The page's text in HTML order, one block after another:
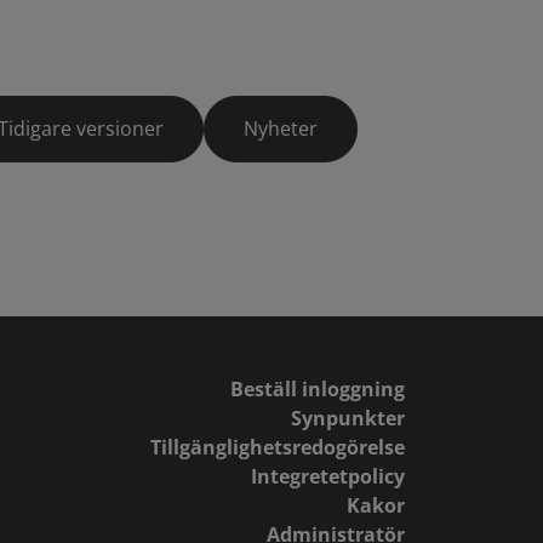
versioner Nyheter
Beställ inloggning
Synpunkter
Tillgänglighetsredogörelse
Integretetpolicy
Kakor
Administratör